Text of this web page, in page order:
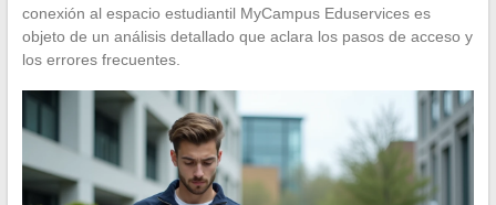
conexión al espacio estudiantil MyCampus Eduservices es
objeto de un análisis detallado que aclara los pasos de acceso y
los errores frecuentes.